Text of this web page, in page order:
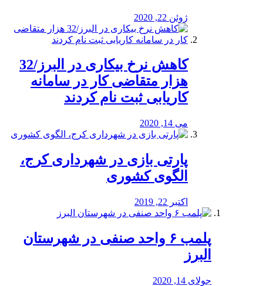
ژوئن 22, 2020
کاهش نرخ بیکاری در البرز/32
هزار متقاضی کار در سامانه
کاریابی ثبت نام کردند
می 14, 2020
پارتی بازی در شهرداری کرج،
الگوی کشوری
اکتبر 22, 2019
پلمب ۶ واحد صنفی در شهرستان
البرز
جولای 14, 2020